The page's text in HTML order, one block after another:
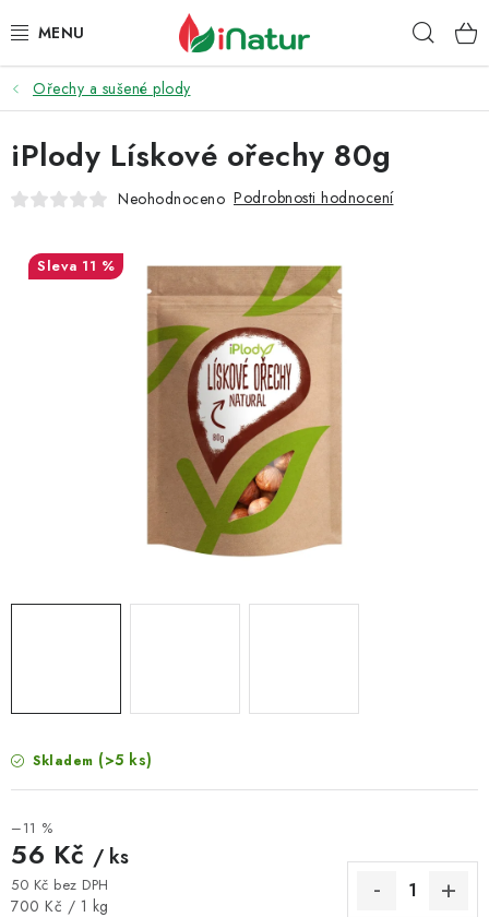
na
POTRAVINY
OŘECHY A SUŠENÉ PLODY
SNACKY
NÁPOJE
EKO DROGERIE A KOSMETIKA
ZNAČKY
Ořechy a sušené plody
Skladem (>5 ks)
–11 %
56 Kč / ks
50 Kč bez DPH
Měrná cena:
700 Kč / 1 kg
iPlody Lískové ořechy 80g
Neohodnoceno Podrobnosti hodnocení
11 %